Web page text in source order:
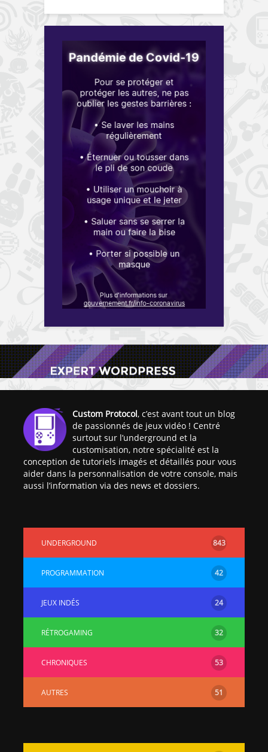
Custom Protocol, c’est avant tout un blog
de passionnés de jeux vidéo ! Centré
surtout sur l’underground et la
customisation, notre spécialité est la
conception de tutoriels imagés et détaillés pour vous
aider dans la personnalisation de votre console, mais
aussi l’information via des news et dossiers.
UNDERGROUND 843
PROGRAMMATION 42
JEUX INDÉS 24
RÉTROGAMING 32
CHRONIQUES 53
AUTRES 51